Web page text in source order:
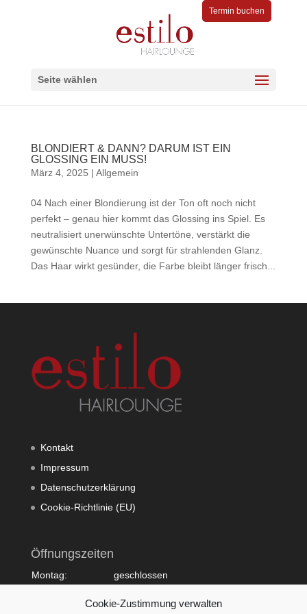
Cookie-Zustimmung verwalten
Termin buchen
Seite wählen
BLONDIERT & DANN? DARUM IST EIN
GLOSSING EIN MUSS!
März 4, 2025 | Allgemein
04 Nach einer Blondierung ist der Ton oft noch nicht
perfekt – genau hier kommt das Glossing ins Spiel. Es
neutralisiert unerwünschte Untertöne, verstärkt die
gewünschte Nuance und sorgt für strahlenden Glanz.
Das Haar wirkt gesünder, die Farbe bleibt länger frisch...
Kontakt
Impressum
Datenschutzerklärung
Cookie-Richtlinie (EU)
Öffnungszeiten
Montag:
geschlossen
09:00 - 18:00